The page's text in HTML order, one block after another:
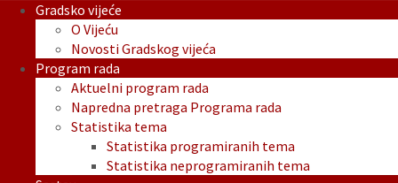
Gradsko vijeće
O Vijeću
Novosti Gradskog vijeća
Program rada
Aktuelni program rada
Napredna pretraga Programa rada
Statistika tema
Statistika programiranih tema
Statistika neprogramiranih tema